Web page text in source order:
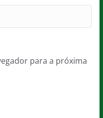
para a próxima